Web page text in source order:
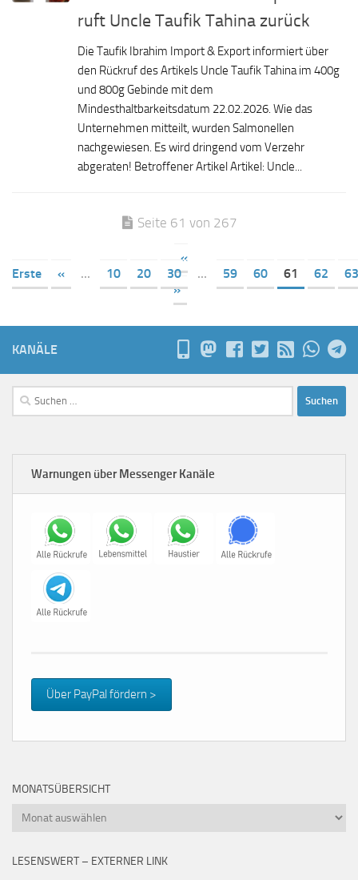
ruft Uncle Taufik Tahina zurück
Die Taufik Ibrahim Import & Export informiert über
den Rückruf des Artikels Uncle Taufik Tahina im 400g
und 800g Gebinde mit dem
Mindesthaltbarkeitsdatum 22.02.2026. Wie das
Unternehmen mitteilt, wurden Salmonellen
nachgewiesen. Es wird dringend vom Verzehr
abgeraten! Betroffener Artikel Artikel: Uncle...
Seite 61 von 267
«
Erste
« ... 10 20 30 ... 59 60 61 62
63
»
KANÄLE
Suchen
nach:
Warnungen über Messenger Kanäle
Über PayPal fördern >
MONATSÜBERSICHT
Monatsübersicht
LESENSWERT – EXTERNER LINK